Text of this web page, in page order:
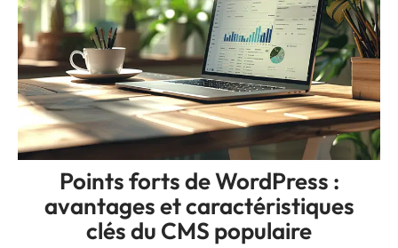
Points forts de WordPress :
avantages et caractéristiques
clés du CMS populaire